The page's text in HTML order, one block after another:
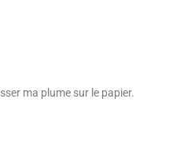
ma plume sur le papier.